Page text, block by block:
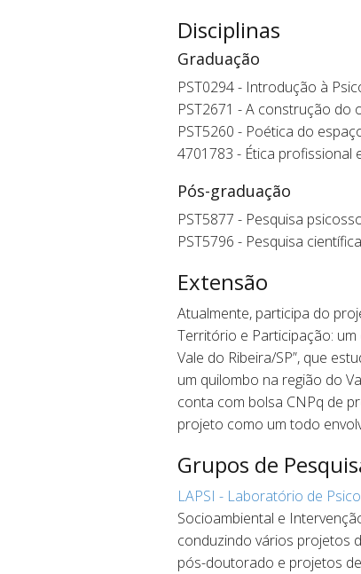
Disciplinas
Graduação
PST0294 - Introdução à
PST2671 - A construção do
PST5260 - Poética do
4701783 - Ética profissional
Pós-graduação
PST5877 - Pesquisa
PST5796 - Pesquisa
Extensão
Atualmente, participa do
Território e Participação:
Vale do Ribeira/SP”, que
um quilombo na região do
conta com bolsa CNPq de
projeto como um todo
Grupos de
LAPSI - Laboratório de
Socioambiental e
conduzindo vários projetos
pós-doutorado e projetos